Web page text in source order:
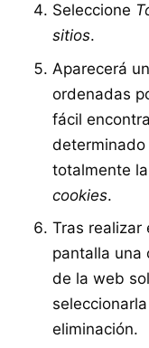
Seleccione
sitios.
Aparecerá
ordenadas
fácil
totalmente
cookies.
Tras realizar
pantalla una
de la web
eliminación.